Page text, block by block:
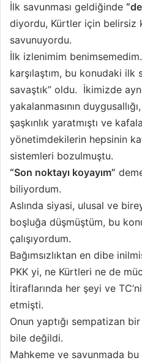
İlk savunması geldiğinde
diyordu, Kürtler için belirsiz
savunuyordu.
İlk izlenimim
karşılaştım, bu konudaki ilk
savaştık” oldu. İkimizde
yakalanmasının
şaşkınlık yaratmıştı ve
yönetimdekilerin hepsinin
sistemleri bozulmuştu.
“Son noktayı koyayım”
biliyordum.
Aslında siyasi, ulusal ve
boşluğa düşmüştüm, bu
çalışıyordum.
Bağımsızlıktan en dibe
PKK yi, ne Kürtleri ne de
İtiraflarında her şeyi ve
etmişti.
Onun yaptığı sempatizan
bile değildi.
Mahkeme ve savunmada